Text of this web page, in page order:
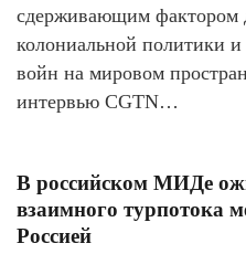
сдерживающим фактором
колониальной политики
войн на мировом
интервью СGTN…
В российском МИДе
взаимного турпотока
Россией